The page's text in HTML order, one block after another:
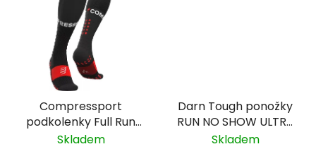
Compressport
podkolenky Full Run
Winter - černá/
Skladem
Darn Tough ponožky
RUN NO SHOW ULTRA
Lightweight Merino -
Skladem